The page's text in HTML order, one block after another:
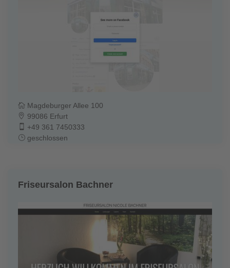
Magdeburger Allee 100
99086 Erfurt
+49 361 7450333
geschlossen
Friseursalon Bachner